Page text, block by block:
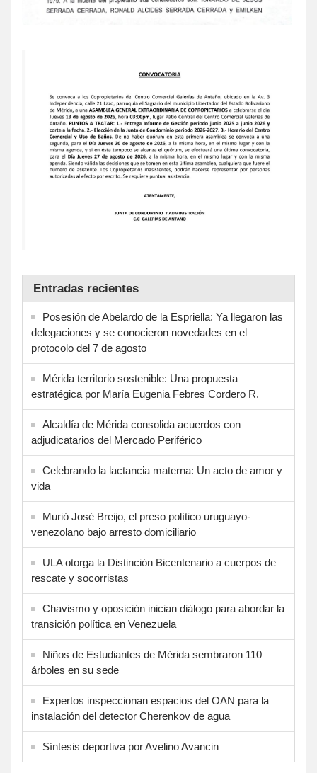
Entradas recientes
Posesión de Abelardo de la Espriella: Ya llegaron las
delegaciones y se conocieron novedades en el
protocolo del 7 de agosto
Mérida territorio sostenible: Una propuesta
estratégica por María Eugenia Febres Cordero R.
Alcaldía de Mérida consolida acuerdos con
adjudicatarios del Mercado Periférico
Celebrando la lactancia materna: Un acto de amor y
vida
Murió José Breijo, el preso político uruguayo-
venezolano bajo arresto domiciliario
ULA otorga la Distinción Bicentenario a cuerpos de
rescate y socorristas
Chavismo y oposición inician diálogo para abordar la
transición política en Venezuela
Niños de Estudiantes de Mérida sembraron 110
árboles en su sede
Expertos inspeccionan espacios del OAN para la
instalación del detector Cherenkov de agua
Síntesis deportiva por Avelino Avancin